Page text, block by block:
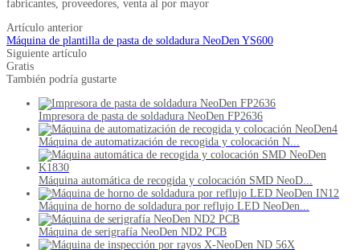
fabricantes, proveedores, venta al por mayor
Artículo anterior
Máquina de plantilla de pasta de soldadura NeoDen YS600
Siguiente artículo
Gratis
También podría gustarte
Impresora de pasta de soldadura NeoDen FP2636
Máquina de automatización de recogida y colocación N...
Máquina automática de recogida y colocación SMD NeoD...
Máquina de horno de soldadura por reflujo LED NeoDen...
Máquina de serigrafía NeoDen ND2 PCB